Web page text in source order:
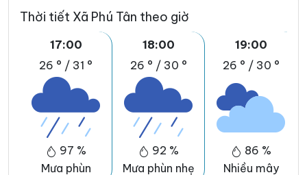
Thời tiết Xã Phú Tân theo giờ
17:00
26 ° / 31 °
97 %
Mưa phùn
18:00
26 ° / 30 °
92 %
Mưa phùn nhẹ
19:00
26 ° / 30 °
86 %
Nhiều mây